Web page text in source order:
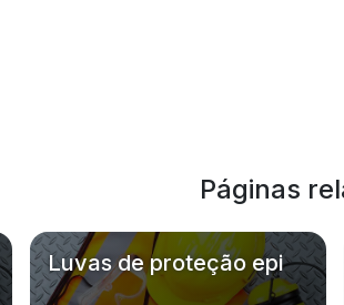
Páginas
Luvas de proteção epi